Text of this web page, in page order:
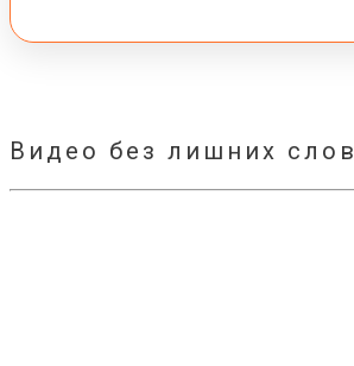
Видео без лишних слов